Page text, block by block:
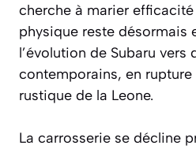
cherche à marier
physique reste désormais
l’évolution de Subaru vers
contemporains, en rupture
rustique de la Leone.
La carrosserie se décline